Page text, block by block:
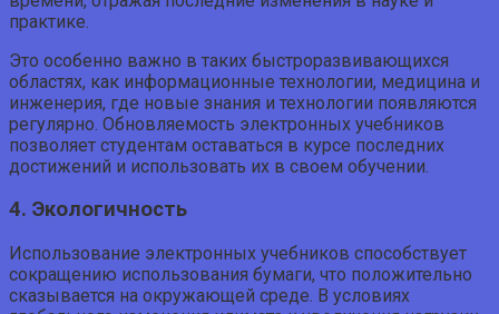
практике.
Это особенно важно в таких быстроразвивающихся
областях, как информационные технологии, медицина и
инженерия, где новые знания и технологии появляются
регулярно. Обновляемость электронных учебников
позволяет студентам оставаться в курсе последних
достижений и использовать их в своем обучении.
4. Экологичность
Использование электронных учебников способствует
сокращению использования бумаги, что положительно
сказывается на окружающей среде. В условиях